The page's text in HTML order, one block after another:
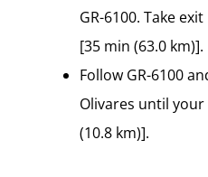
GR-6100. Take
[35 min (63.0 km)].
Follow GR-6100
Olivares until
(10.8 km)].